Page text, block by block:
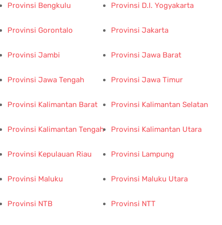
Provinsi Bengkulu Provinsi D.I. Yogyakarta
Provinsi Gorontalo Provinsi Jakarta
Provinsi Jambi Provinsi Jawa Barat
Provinsi Jawa Tengah Provinsi Jawa Timur
Provinsi Kalimantan Barat Provinsi Kalimantan Selatan
Provinsi Kalimantan Tengah Provinsi Kalimantan Utara
Provinsi Kepulauan Riau Provinsi Lampung
Provinsi Maluku Provinsi Maluku Utara
Provinsi NTB Provinsi NTT